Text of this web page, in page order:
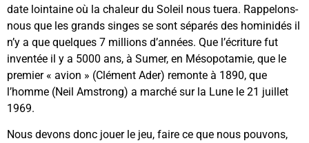
date lointaine où la chaleur du Soleil nous tuera. Rappelons-
nous que les grands singes se sont séparés des hominidés il
n’y a que quelques 7 millions d’années. Que l’écriture fut
inventée il y a 5000 ans, à Sumer, en Mésopotamie, que le
premier « avion » (Clément Ader) remonte à 1890, que
l’homme (Neil Amstrong) a marché sur la Lune le 21 juillet
1969.
Nous devons donc jouer le jeu, faire ce que nous pouvons,